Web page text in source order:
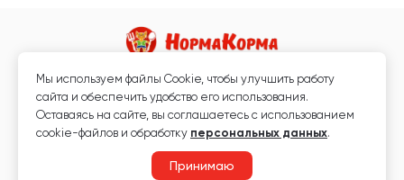
Магазин кормов для животных и ветаптека
Любая информация, размещённая на сайте, не является публичной
офертой.
Мы используем файлы Сookie, чтобы улучшить работу
сайта и обеспечить удобство его использования.
Оставаясь на сайте, вы соглашаетесь с использованием
cookie-файлов и обработку персональных данных.
Принимаю